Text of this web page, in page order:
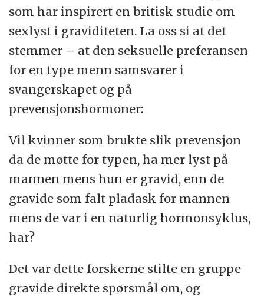
som har inspirert en britisk studie om
sexlyst i graviditeten. La oss si at det
stemmer – at den seksuelle preferansen
for en type menn samsvarer i
svangerskapet og på
prevensjonshormoner:
Vil kvinner som brukte slik prevensjon
da de møtte for typen, ha mer lyst på
mannen mens hun er gravid, enn de
gravide som falt pladask for mannen
mens de var i en naturlig hormonsyklus,
har?
Det var dette forskerne stilte en gruppe
gravide direkte spørsmål om, og